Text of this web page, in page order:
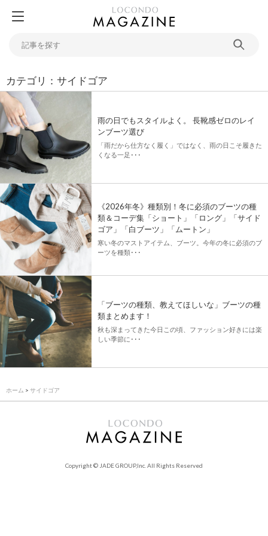
カテゴリ：サイドゴア
雨の日でもスタイルよく。 長靴感ゼロのレイ
ンブーツ選び
「雨だから仕方なく履く」ではなく、雨の日こそ履きた
くなる一足･･･
《2026年冬》種類別！冬に必須のブーツの種
類＆コーデ集「ショート」「ロング」「サイド
ゴア」「白ブーツ」「ムートン」
寒い冬のマストアイテム、ブーツ。今年の冬に必須のブ
ーツを種類･･･
「ブーツの種類、教えてほしいな」ブーツの種
類まとめます！
秋も深まってきた今日この頃、ファッション好きには楽
しい季節に･･･
ホーム > サイドゴア
Copyright © JADE GROUP,Inc. All Rights Reserved